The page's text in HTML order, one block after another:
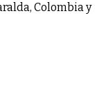
Colombia y